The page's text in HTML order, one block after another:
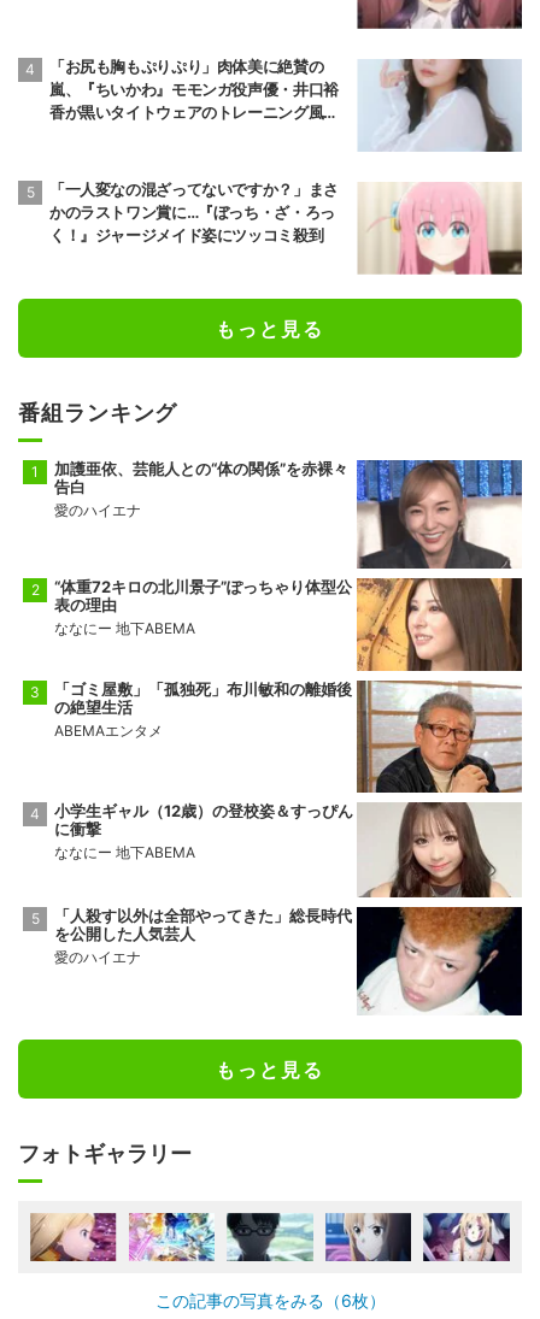
「お尻も胸もぷりぷり」肉体美に絶賛の
嵐、『ちいかわ』モモンガ役声優・井口裕
香が黒いタイトウェアのトレーニング風景
「一人変なの混ざってないですか？」まさ
かのラストワン賞に…『ぼっち・ざ・ろっ
く！』ジャージメイド姿にツッコミ殺到
もっと見る
番組ランキング
加護亜依、芸能人との“体の関係”を赤裸々
告白
愛のハイエナ
“体重72キロの北川景子”ぽっちゃり体型公
表の理由
ななにー 地下ABEMA
「ゴミ屋敷」「孤独死」布川敏和の離婚後
の絶望生活
ABEMAエンタメ
小学生ギャル（12歳）の登校姿＆すっぴん
に衝撃
ななにー 地下ABEMA
「人殺す以外は全部やってきた」総長時代
を公開した人気芸人
愛のハイエナ
もっと見る
フォトギャラリー
この記事の写真をみる（6枚）